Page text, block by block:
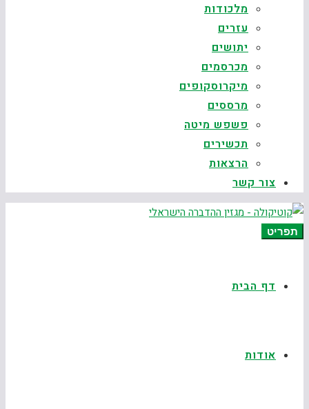
מלכודות
עזרים
יתושים
מכרסמים
מיקרוסקופים
מרססים
פשפש מיטה
תכשירים
הרצאות
צור קשר
תפריט
דף הבית
אודות